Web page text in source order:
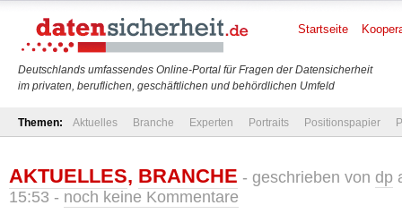
Deutschlands umfassendes Online-Portal für Fragen der Datensicherheit
im privaten, beruflichen, geschäftlichen und behördlichen Umfeld
Startseite
Themen: Aktuelles Branche Experten Portraits Positionspapier
AKTUELLES, BRANCHE - geschrieben von dp
15:53 - noch keine Kommentare